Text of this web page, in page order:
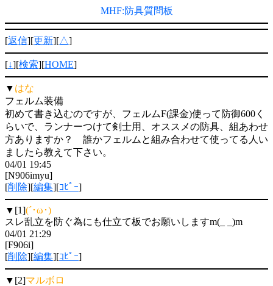
MHF:防具質問板
[返信][更新][△]
[↓][検索][HOME]
▼ はな
フェルム装備
初めて書き込むのですが、フェルムF(課金)使って防御600く
らいで、ランナーつけて剣士用、オススメの防具、組あわせ
方ありますか？ 誰かフェルムと組み合わせて使ってる人い
ましたら教えて下さい。
04/01 19:45
[N906imyu]
[削除][編集][ｺﾋﾟｰ]
▼[1](´･ω･)
スレ乱立を防ぐ為にも仕立て板でお願いしますm(_ _)m
04/01 21:29
[F906i]
[削除][編集][ｺﾋﾟｰ]
▼[2]マルボロ